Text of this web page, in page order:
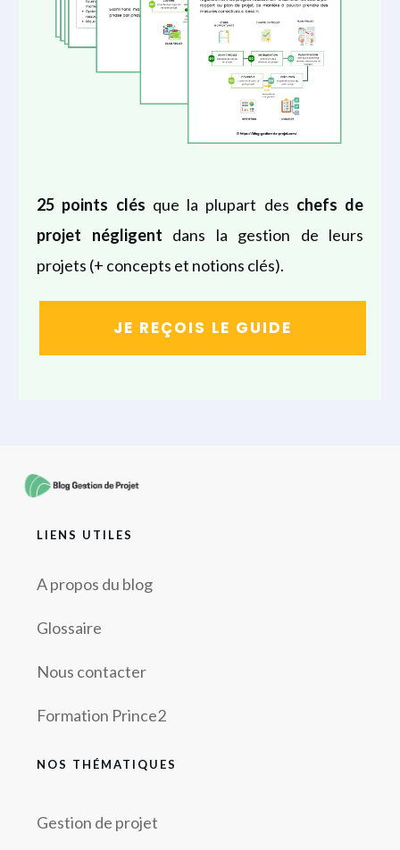
25 points clés que la plupart des chefs de
projet
négligent dans la gestion de leurs
projets (+ concepts et notions clés).
JE REÇOIS LE GUIDE
LIENS UTILES
A propos du blog
Glossaire
Nous contacter
Formation Prince2
NOS THÉMATIQUES
Gestion de projet